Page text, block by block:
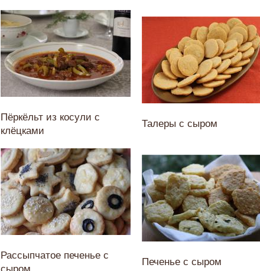
Пёркёльт из косули с
клёцками
Талеры с сыром
Рассыпчатое печенье с
сыром
Печенье с сыром